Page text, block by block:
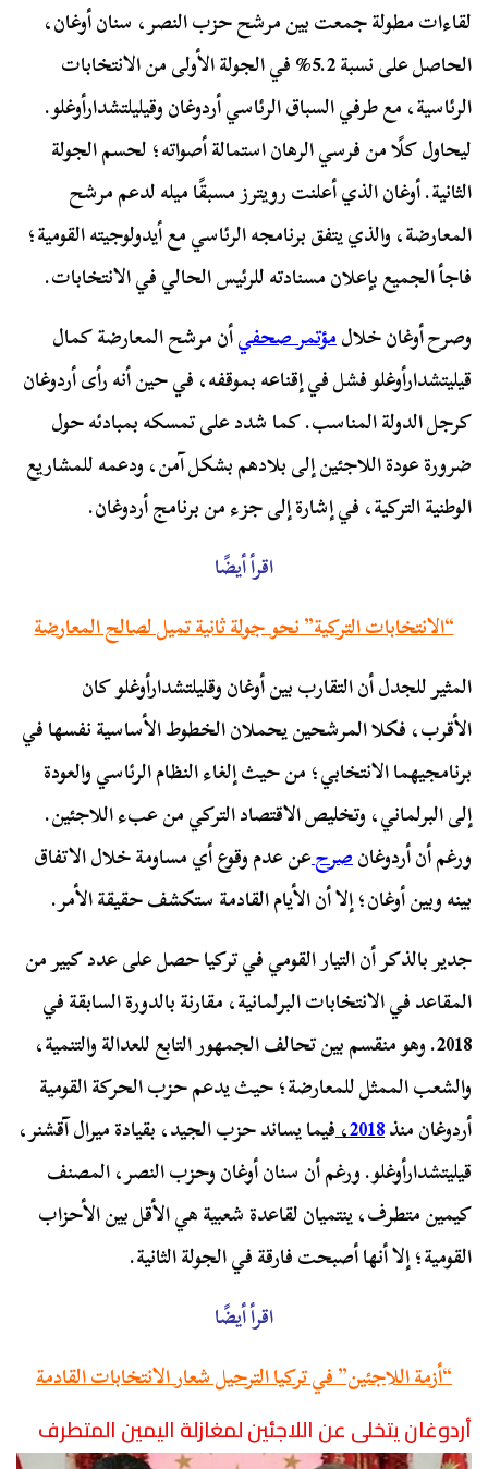
لقاءات مطولة جمعت بين مرشح حزب النصر، سنان أوغان،
الحاصل على نسبة 5.2% في الجولة الأولى من الانتخابات
الرئاسية، مع طرفي السباق الرئاسي أردوغان وقيليلتشدارأوغلو.
ليحاول كلًا من فرسي الرهان استمالة أصواته؛ لحسم الجولة
الثانية. أوغان الذي أعلنت رويترز مسبقًا ميله لدعم مرشح
المعارضة، والذي يتفق برنامجه الرئاسي مع أيدولوجيته القومية؛
فاجأ الجميع بإعلان مسنادته للرئيس الحالي في الانتخابات.
وصرح أوغان خلالمؤتمر صحفيأن مرشح المعارضة كمال
قيليتشدارأوغلو فشل في إقناعه بموقفه، في حين أنه رأى أردوغان
كرجل الدولة المناسب. كما شدد على تمسكه بمبادئه حول
ضرورة عودة اللاجئين إلى بلادهم بشكل آمن، ودعمه للمشاريع
الوطنية التركية، في إشارة إلى جزء من برنامج أردوغان.
اقرأ أيضًا
“الانتخابات التركية” نحو جولة ثانية تميل لصالح المعارضة
المثير للجدل أن التقارب بين أوغان وقليلتشدارأوغلو كان
الأقرب، فكلا المرشحين يحملان الخطوط الأساسية نفسها في
برنامجيهما الانتخابي؛ من حيث إلغاء النظام الرئاسي والعودة
إلى البرلماني، وتخليص الاقتصاد التركي من عبء اللاجئين.
ورغم أن أردوغانصرحعن عدم وقوع أي مساومة خلال الاتفاق
بينه وبين أوغان؛ إلا أن الأيام القادمة ستكشف حقيقة الأمر.
جدير بالذكر أن التيار القومي في تركيا حصل على عدد كبير من
المقاعد في الانتخابات البرلمانية، مقارنة بالدورة السابقة في
2018. وهو منقسم بين تحالف الجمهور التابع للعدالة والتنمية،
والشعب الممثل للمعارضة؛ حيث يدعم حزب الحركة القومية
أردوغان منذ2018،فيما يساند حزب الجيد، بقيادة ميرال آقشنر،
قيليتشدارأوغلو. ورغم أن سنان أوغان وحزب النصر، المصنف
كيمين متطرف، ينتميان لقاعدة شعبية هي الأقل بين الأحزاب
القومية؛ إلا أنها أصبحت فارقة في الجولة الثانية.
اقرأ أيضًا
“أزمة اللاجئين” في تركيا الترحيل شعار الانتخابات القادمة
أردوغان يتخلى عن اللاجئين لمغازلة اليمين المتطرف